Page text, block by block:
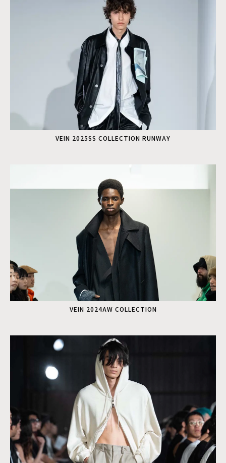
VEIN 2025SS COLLECTION RUNWAY
VEIN 2024AW COLLECTION